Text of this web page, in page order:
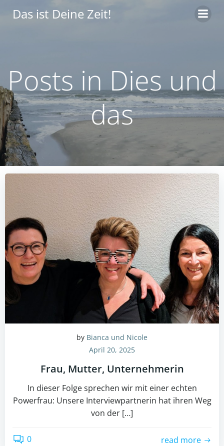
Das ist Deine Zeit!
Posts in Dies und
das
by Bianca und Nicole
April 20, 2025
Frau, Mutter, Unternehmerin
In dieser Folge sprechen wir mit einer echten
Powerfrau: Unsere Interviewpartnerin hat ihren Weg
von der […]
0 read more